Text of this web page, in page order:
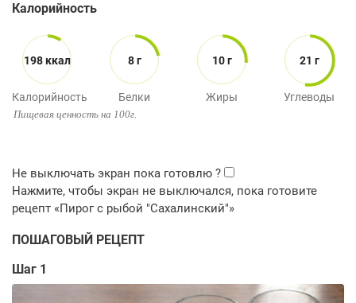
Калорийность
198 ккал
Калорийность
8 г
Белки
10 г
Жиры
21 г
Углеводы
Пищевая ценность на 100г.
ПОШАГОВЫЙ РЕЦЕПТ
Шаг 1